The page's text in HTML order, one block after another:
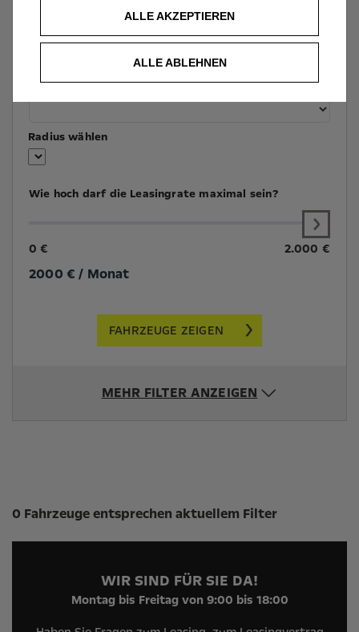
Radius wählen
Wie hoch darf die Leasingrate maximal sein?
0 € 2.000 €
2000 € / Monat
FAHRZEUGE ZEIGEN
MEHR FILTER ANZEIGEN
Suchergebnisse
0 Fahrzeuge entsprechen aktuellem Filter
WIR SIND FÜR SIE DA!
Montag bis Freitag von 9:00 bis 18:00
ALLE AKZEPTIEREN
ALLE ABLEHNEN